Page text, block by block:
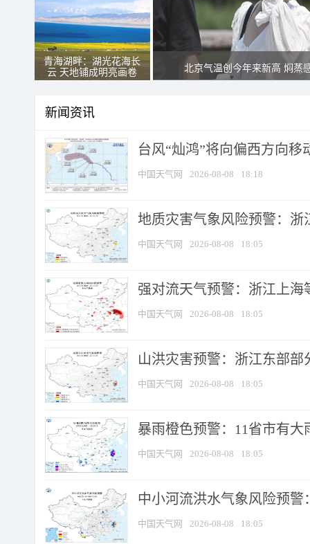
青海湖畔：湖光花海长
云 天地铺成明亮画卷
北京气温创今年来新高 焖蒸
新闻资讯
台风“灿鸿”将向偏西方向移
中国天气网 2026-08-08 18:18
地质灾害气象风险预警：
中国天气网 2026-08-08 18:05
强对流天气预警：浙江上海
中国天气网 2026-08-08 18:05
山洪灾害预警：浙江东部
中国天气网 2026-08-08 18:05
暴雨橙色预警：11省市有
中国天气网 2026-08-08 18:05
中小河流洪水气象风险预
中国天气网 2026-08-08 18:05